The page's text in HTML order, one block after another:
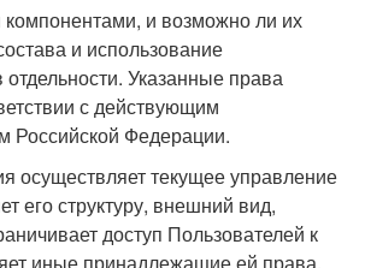
и возможно ли их
и использование
отдельности. Указанные права
с действующим
Российской Федерации.
осуществляет текущее управление
его структуру, внешний вид,
доступ Пользователей к